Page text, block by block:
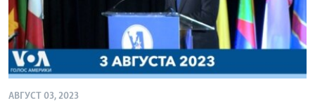
АВГУСТ 03, 2023